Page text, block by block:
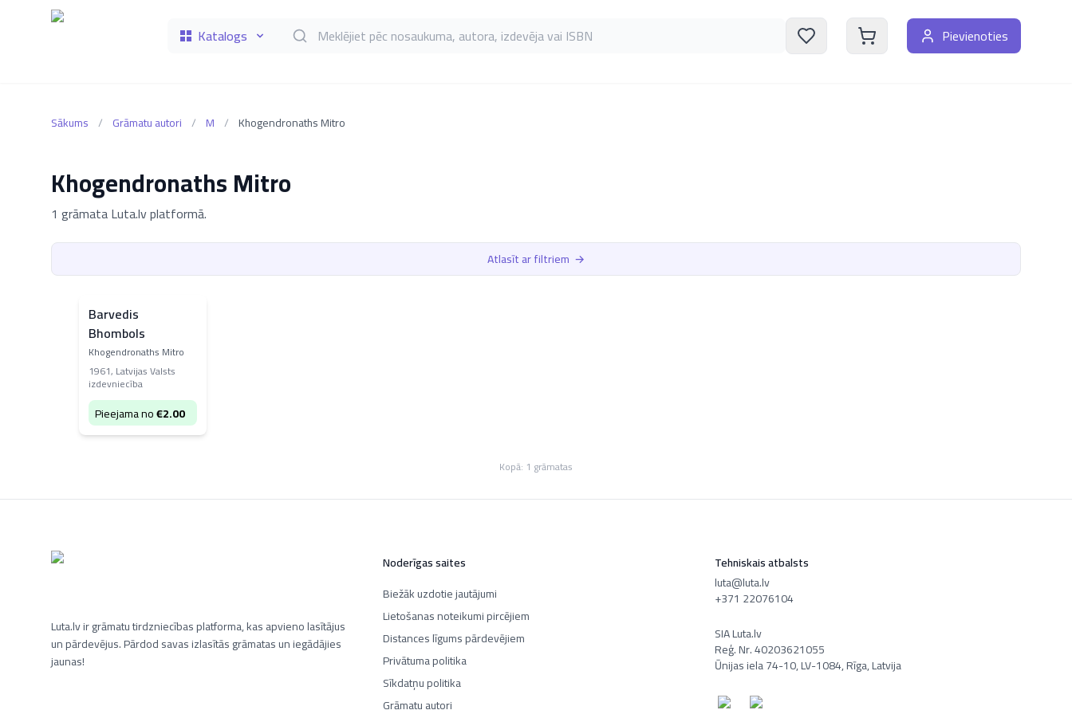
Katalogs Meklēt grāmatas pēc nosaukuma, autora, izdevēja vai ISBN Pievienoties
Sākums / Grāmatu autori / M / Khogendronaths Mitro
Khogendronaths Mitro
1 grāmata Luta.lv platformā.
Atlasīt ar filtriem →
Barvedis
Bhombols
Khogendronaths Mitro
1961, Latvijas Valsts
izdevniecība
Pieejama no€2.00
Kopā: 1 grāmatas
Luta.lv ir grāmatu tirdzniecības platforma, kas apvieno lasītājus
un pārdevējus. Pārdod savas izlasītās grāmatas un iegādājies
jaunas!
Noderīgas saites
Biežāk uzdotie jautājumi
Lietošanas noteikumi pircējiem
Distances līgums pārdevējiem
Privātuma politika
Sīkdatņu politika
Grāmatu autori
Tehniskais atbalsts
luta@luta.lv
+371 22076104
SIA Luta.lv
Reģ. Nr. 40203621055
Ūnijas iela 74-10, LV-1084, Rīga, Latvija